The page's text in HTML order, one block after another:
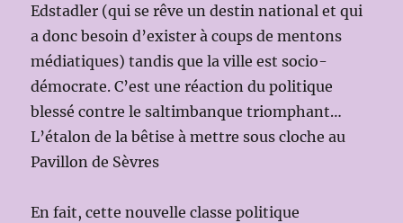
Edstadler (qui se rêve un destin national et qui
a donc besoin d’exister à coups de mentons
médiatiques) tandis que la ville est socio-
démocrate. C’est une réaction du politique
blessé contre le saltimbanque triomphant…
L’étalon de la bêtise à mettre sous cloche au
Pavillon de Sèvres
En fait, cette nouvelle classe politique